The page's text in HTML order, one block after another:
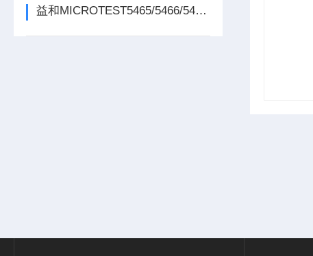
益和MICROTEST5465/5466/5467變壓器測試儀